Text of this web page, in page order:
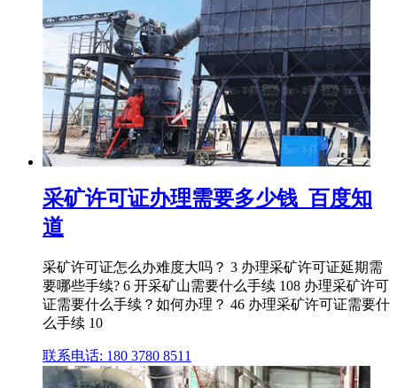
采矿许可证办理需要多少钱_百度知
道
采矿许可证怎么办难度大吗？ 3 办理采矿许可证延期需
要哪些手续? 6 开采矿山需要什么手续 108 办理采矿许可
证需要什么手续？如何办理？ 46 办理采矿许可证需要什
么手续 10
联系电话: 180 3780 8511